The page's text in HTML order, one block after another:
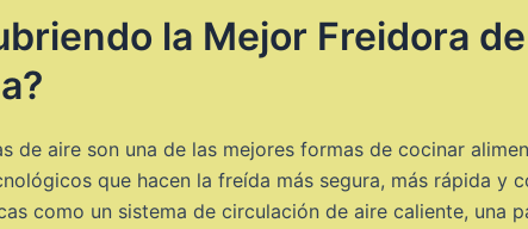
la Mejor Freidora
de aire son una de las mejores formas de cocinar
que hacen la freída más segura, más rápida y
como un sistema de circulación de aire caliente, una